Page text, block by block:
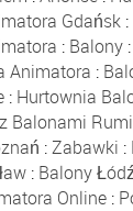
Gdańsk :
: Balony:
Animatora :
: Hurtownia
Balonami
:Zabawki :
: Balony
Online :